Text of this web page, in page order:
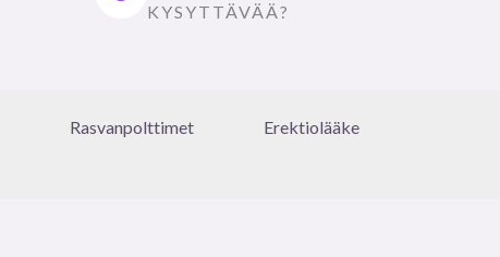
KYSYTTÄVÄÄ?
Rasvanpolttimet
Erektiolääke